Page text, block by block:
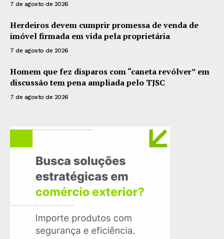
7 de agosto de 2026
Herdeiros devem cumprir promessa de venda de
imóvel firmada em vida pela proprietária
7 de agosto de 2026
Homem que fez disparos com “caneta revólver” em
discussão tem pena ampliada pelo TJSC
7 de agosto de 2026